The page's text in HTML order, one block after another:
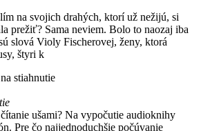
na svojich drahých, ktorí už nežijú, si
prežiť? Sama neviem. Bolo to naozaj iba
slová Violy Fischerovej, ženy, ktorá
štyri k
stiahnutie
ušami? Na vypočutie audioknihy
Pre čo najjednoduchšie počúvanie